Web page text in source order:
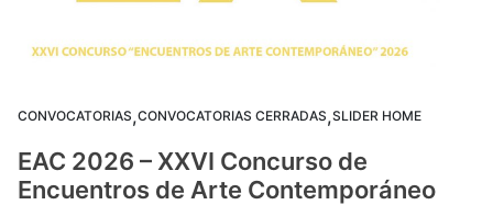
CONVOCATORIAS,CONVOCATORIAS CERRADAS,SLIDER HOME
EAC 2026 – XXVI Concurso de
Encuentros de Arte Contemporáneo